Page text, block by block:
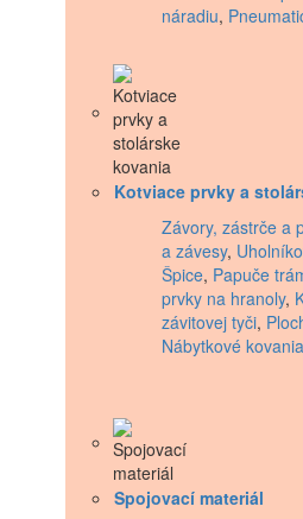
náradiu,
Kotviace prvky a
Závory, zástrče a
a závesy,
Špice, Papuče
prvky na hranoly,
závitovej tyči,
Nábytkové kovania
Spojovací materiál